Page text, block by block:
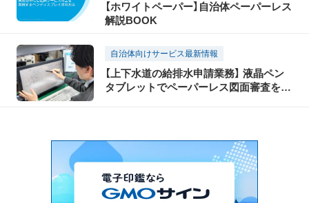
【ホワイトペーパー】自治体ペーパーレス
解説BOOK
自治体向けサービス最新情報
【上下水道の給排水申請業務】 液晶ペン
タブレットでペーパーレス図面審査を実